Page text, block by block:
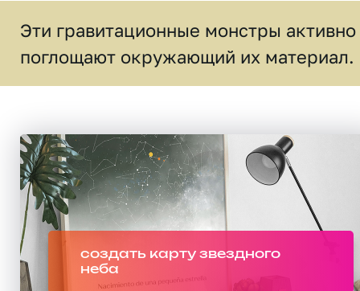
Эти гравитационные монстры активно
поглощают окружающий их материал.
создать карту звездного
неба